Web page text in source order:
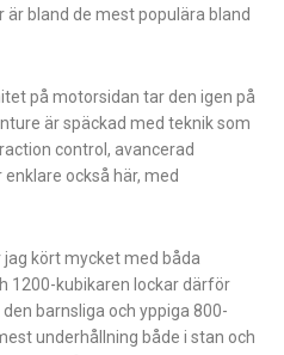
bland de mest populära bland
på motorsidan tar den igen på
är späckad med teknik som
control, avancerad
också här, med
kört mycket med båda
1200-kubikaren lockar därför
barnsliga och yppiga 800-
underhållning både i stan och